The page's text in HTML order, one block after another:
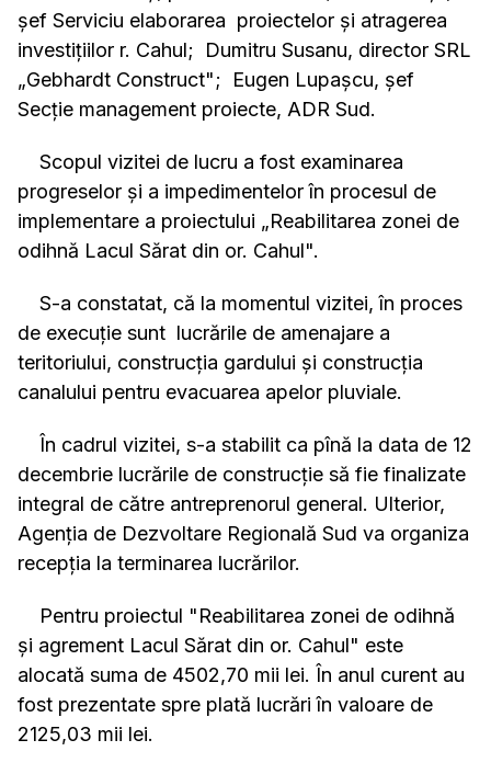
șef Serviciu elaborarea proiectelor și atragerea
investițiilor r. Cahul; Dumitru Susanu, director SRL
„Gebhardt Construct"; Eugen Lupaşcu, şef
Secţie management proiecte, ADR Sud.
Scopul vizitei de lucru a fost examinarea
progreselor şi a impedimentelor în procesul de
implementare a proiectului „Reabilitarea zonei de
odihnă Lacul Sărat din or. Cahul".
S-a constatat, că la momentul vizitei, în proces
de execuție sunt lucrările de amenajare a
teritoriului, construcția gardului și construcția
canalului pentru evacuarea apelor pluviale.
În cadrul vizitei, s-a stabilit ca pînă la data de 12
decembrie lucrările de construcție să fie finalizate
integral de către antreprenorul general. Ulterior,
Agenția de Dezvoltare Regională Sud va organiza
recepția la terminarea lucrărilor.
Pentru proiectul "Reabilitarea zonei de odihnă
și agrement Lacul Sărat din or. Cahul" este
alocată suma de 4502,70 mii lei. În anul curent au
fost prezentate spre plată lucrări în valoare de
2125,03 mii lei.